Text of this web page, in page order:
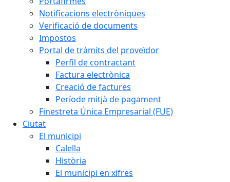
Notificacions electròniques
Verificació de documents
Impostos
Portal de tràmits del proveïdor
Perfil de contractant
Factura electrònica
Creació de factures
Període mitjà de pagament
Finestreta Única Empresarial (FUE)
Ciutat
El municipi
Calella
Història
El municipi en xifres